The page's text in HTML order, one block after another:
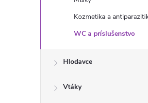
Kozmetika a
WC a príslušenstvo
Hlodavce
Vtáky